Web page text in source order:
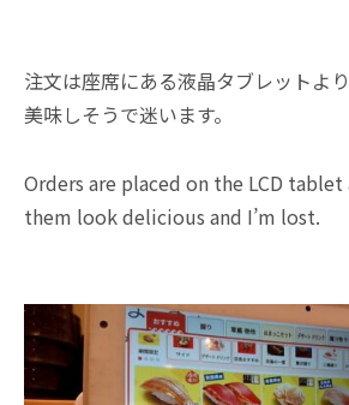
注文は座席にある液晶タブレットよ
美味しそうで迷います。
Orders are placed on the LCD
them look delicious and I’m lost.